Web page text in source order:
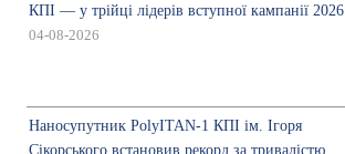
КПІ — у трійці лідерів вступної кампанії 2026
04-08-2026
Наносупутник PolyITAN-1 КПІ ім. Ігоря
Сікорського встановив рекорд за тривалістю